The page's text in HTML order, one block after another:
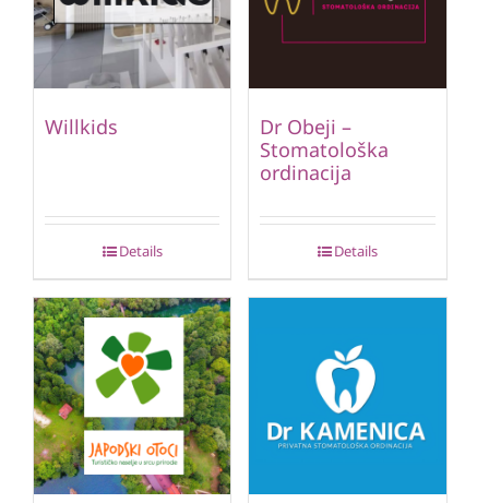
Willkids
Details
Dr Obeji –
Stomatološka
ordinacija
Details